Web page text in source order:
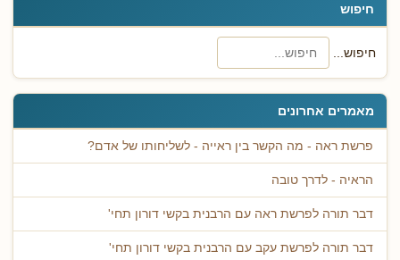
חיפוש
חיפוש...
מאמרים אחרונים
פרשת ראה - מה הקשר בין ראייה - לשליחותו של אדם?
הראיה - לדרך טובה
דבר תורה לפרשת ראה עם הרבנית בקשי דורון תחי'
דבר תורה לפרשת עקב עם הרבנית בקשי דורון תחי'